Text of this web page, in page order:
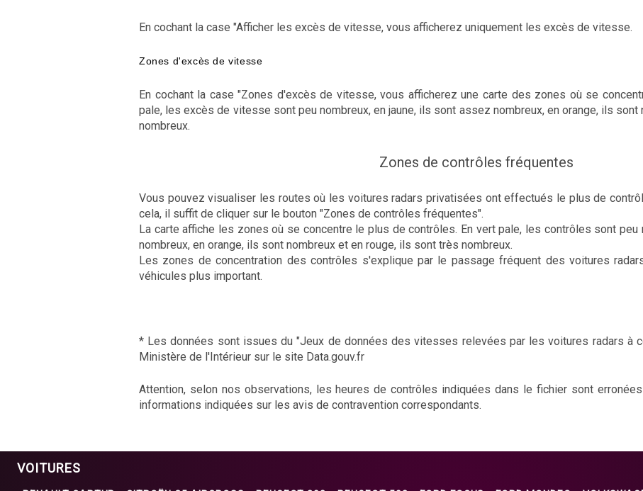
En cochant la case "Afficher les excès de vitesse, vous afficherez uniquement les excès de vitesse.
Zones d'excès de vitesse
En cochant la case "Zones d'excès de vitesse, vous afficherez une carte des zones où se
pale, les excès de vitesse sont peu nombreux, en jaune, ils sont assez nombreux, en orange, ils
nombreux.
Zones de contrôles fréquentes
Vous pouvez visualiser les routes où les voitures radars privatisées ont effectués le plus de
cela, il suffit de cliquer sur le bouton "Zones de contrôles fréquentes".
La carte affiche les zones où se concentre le plus de contrôles. En vert pale, les contrôles sont peu
nombreux, en orange, ils sont nombreux et en rouge, ils sont très nombreux.
Les zones de concentration des contrôles s'explique par le passage fréquent des voitures
véhicules plus important.
* Les données sont issues du "Jeux de données des vitesses relevées par les voitures radars à
Ministère de l'Intérieur sur le site Data.gouv.fr
Attention, selon nos observations, les heures de contrôles indiquées dans le fichier sont
informations indiquées sur les avis de contravention correspondants.
VOITURES